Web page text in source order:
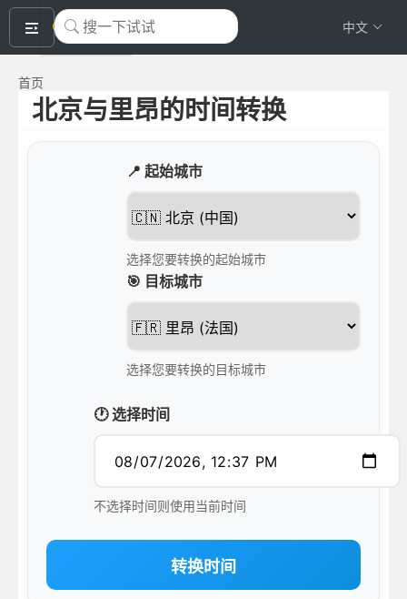
okeyTool 中文
首页
北京与里昂的时间转换
📍 起始城市
选择您要转换的起始城市
🎯 目标城市
选择您要转换的目标城市
🕐 选择时间
不选择时间则使用当前时间
转换时间